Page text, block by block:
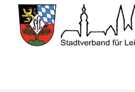
Inhalt
springen